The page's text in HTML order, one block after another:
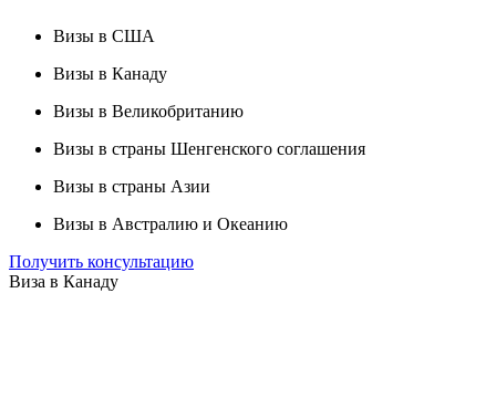
Визы в США
Визы в Канаду
Визы в Великобританию
Визы в страны Шенгенского соглашения
Визы в страны Азии
Визы в Австралию и Океанию
Получить консультацию
Виза в Канаду